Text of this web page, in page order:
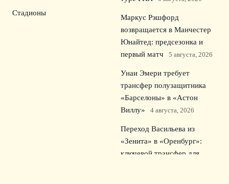
Стадионы
Маркус Рэшфорд
возвращается в Манчестер
Юнайтед: предсезонка и
первый матч
5 августа, 2026
Унаи Эмери требует
трансфер полузащитника
«Барселоны» в «Астон
Виллу»
4 августа, 2026
Переход Васильева из
«Зенита» в «Оренбург»:
ключевой трансфер для